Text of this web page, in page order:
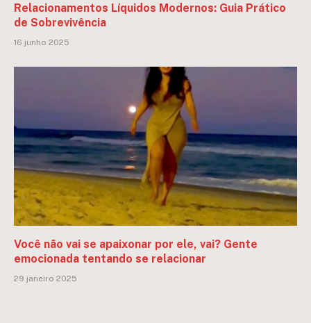
Relacionamentos Líquidos Modernos: Guia Prático
de Sobrevivência
16 junho 2025
Você não vai se apaixonar por ele, vai? Gente
emocionada tentando se relacionar
29 janeiro 2025